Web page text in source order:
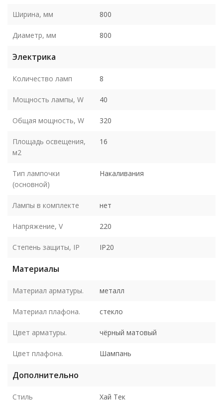
Ширина, мм 800
Диаметр, мм 800
Электрика
Количество ламп 8
Мощность лампы, W 40
Общая мощность, W 320
Площадь освещения,
м2
16
Тип лампочки
(основной)
Накаливания
Лампы в комплекте нет
Напряжение, V 220
Степень защиты, IP IP20
Материалы
Материал арматуры. металл
Материал плафона. стекло
Цвет арматуры. чёрный матовый
Цвет плафона. Шампань
Дополнительно
Стиль Хай Тек